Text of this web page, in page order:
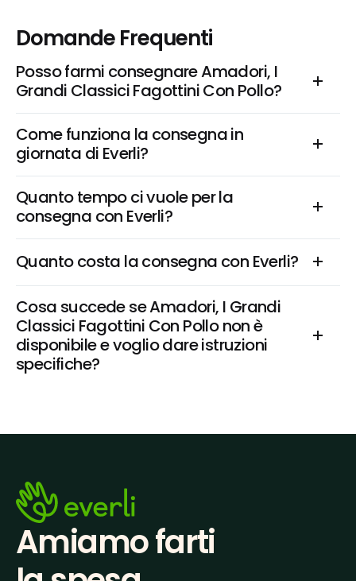
Domande Frequenti
Posso farmi consegnare Amadori, I
Grandi Classici Fagottini Con Pollo?
Come funziona la consegna in
giornata di Everli?
Quanto tempo ci vuole per la
consegna con Everli?
Quanto costa la consegna con Everli?
Cosa succede se Amadori, I Grandi
Classici Fagottini Con Pollo non è
disponibile e voglio dare istruzioni
specifiche?
Amiamo farti